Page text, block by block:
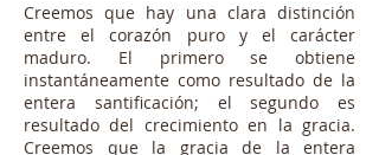
Creemos que hay una clara distinción
entre el corazón puro y el carácter
maduro. El primero se obtiene
instantáneamente como resultado de la
entera santificación; el segundo es
resultado del crecimiento en la gracia.
Creemos que la gracia de la entera